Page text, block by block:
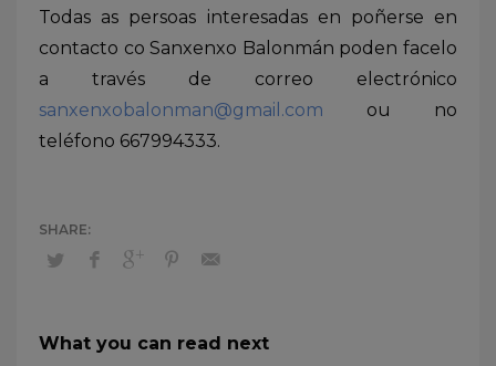
Todas as persoas interesadas en poñerse en
contacto co Sanxenxo Balonmán poden facelo
a través de correo electrónico
sanxenxobalonman@gmail.com ou no
teléfono 667994333.
What you can read next